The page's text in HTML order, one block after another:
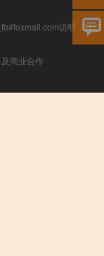
说明，我们
商业合作